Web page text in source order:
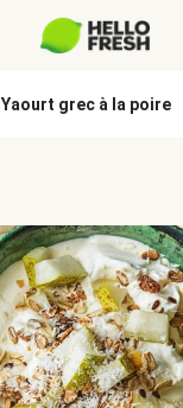
Yaourt grec à la poire